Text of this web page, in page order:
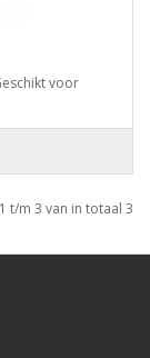
voor
t/m 3 van in totaal 3